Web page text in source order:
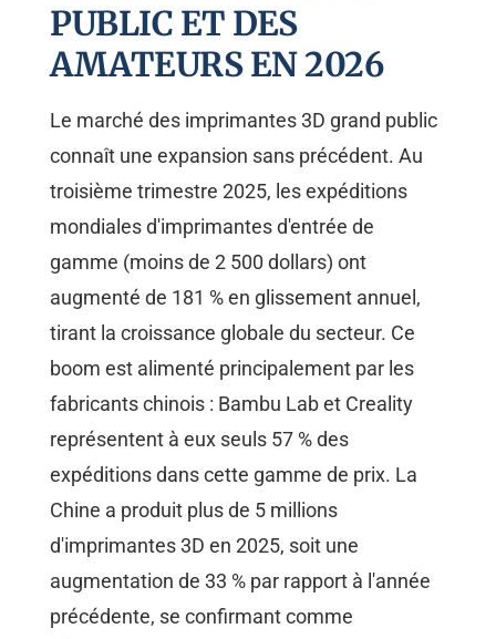
PUBLIC ET DES
AMATEURS EN 2026
Le marché des imprimantes 3D grand public
connaît une expansion sans précédent. Au
troisième trimestre 2025, les expéditions
mondiales d'imprimantes d'entrée de
gamme (moins de 2 500 dollars) ont
augmenté de 181 % en glissement annuel,
tirant la croissance globale du secteur. Ce
boom est alimenté principalement par les
fabricants chinois : Bambu Lab et Creality
représentent à eux seuls 57 % des
expéditions dans cette gamme de prix. La
Chine a produit plus de 5 millions
d'imprimantes 3D en 2025, soit une
augmentation de 33 % par rapport à l'année
précédente, se confirmant comme